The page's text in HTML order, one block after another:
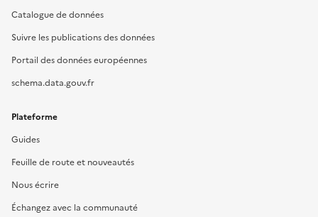
Catalogue de données
Suivre les publications des données
Portail des données européennes
schema.data.gouv.fr
Plateforme
Guides
Feuille de route et nouveautés
Nous écrire
Échangez avec la communauté